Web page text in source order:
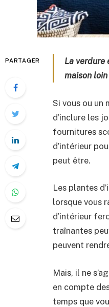
PARTAGER
La verdure
maison
Si vous ou un
d’inclure les
fournitures
d’intérieur
peut être.
Les plantes
lorsque vous
d’intérieur
traînantes
peuvent
Mais, il ne
en compte
temps que